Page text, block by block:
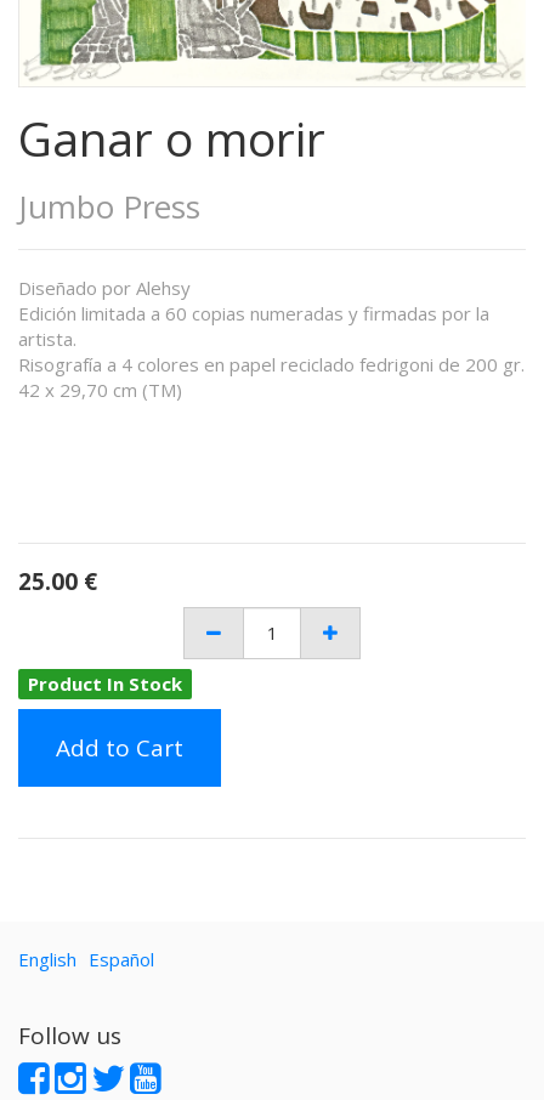
Ganar o morir
Jumbo Press
Diseñado por Alehsy
Edición limitada a 60 copias numeradas y firmadas por la
artista.
Risografía a 4 colores en papel reciclado fedrigoni de 200 gr.
42 x 29,70 cm (TM)
25.00 €
Product In Stock
Add to Cart
English Español
Follow us